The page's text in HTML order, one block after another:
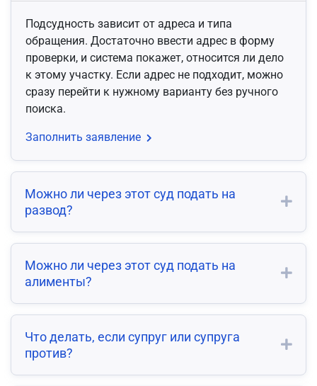
Подсудность зависит от адреса и типа
обращения. Достаточно ввести адрес в форму
проверки, и система покажет, относится ли дело
к этому участку. Если адрес не подходит, можно
сразу перейти к нужному варианту без ручного
поиска.
Заполнить заявление
Можно ли через этот суд подать на
развод?
Можно ли через этот суд подать на
алименты?
Что делать, если супруг или супруга
против?